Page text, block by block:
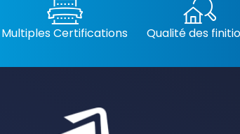
Multiples Certifications Qualité des